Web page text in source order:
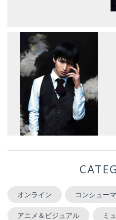
オンライン コンシューマ
アニメ＆ビジュアル ミ